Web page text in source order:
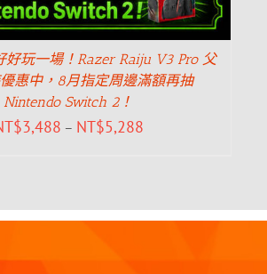
好玩一場！Razer Raiju V3 Pro 父
惠中，8月指定周邊滿額再抽
Nintendo Switch 2！
3,488 – NT$5,288